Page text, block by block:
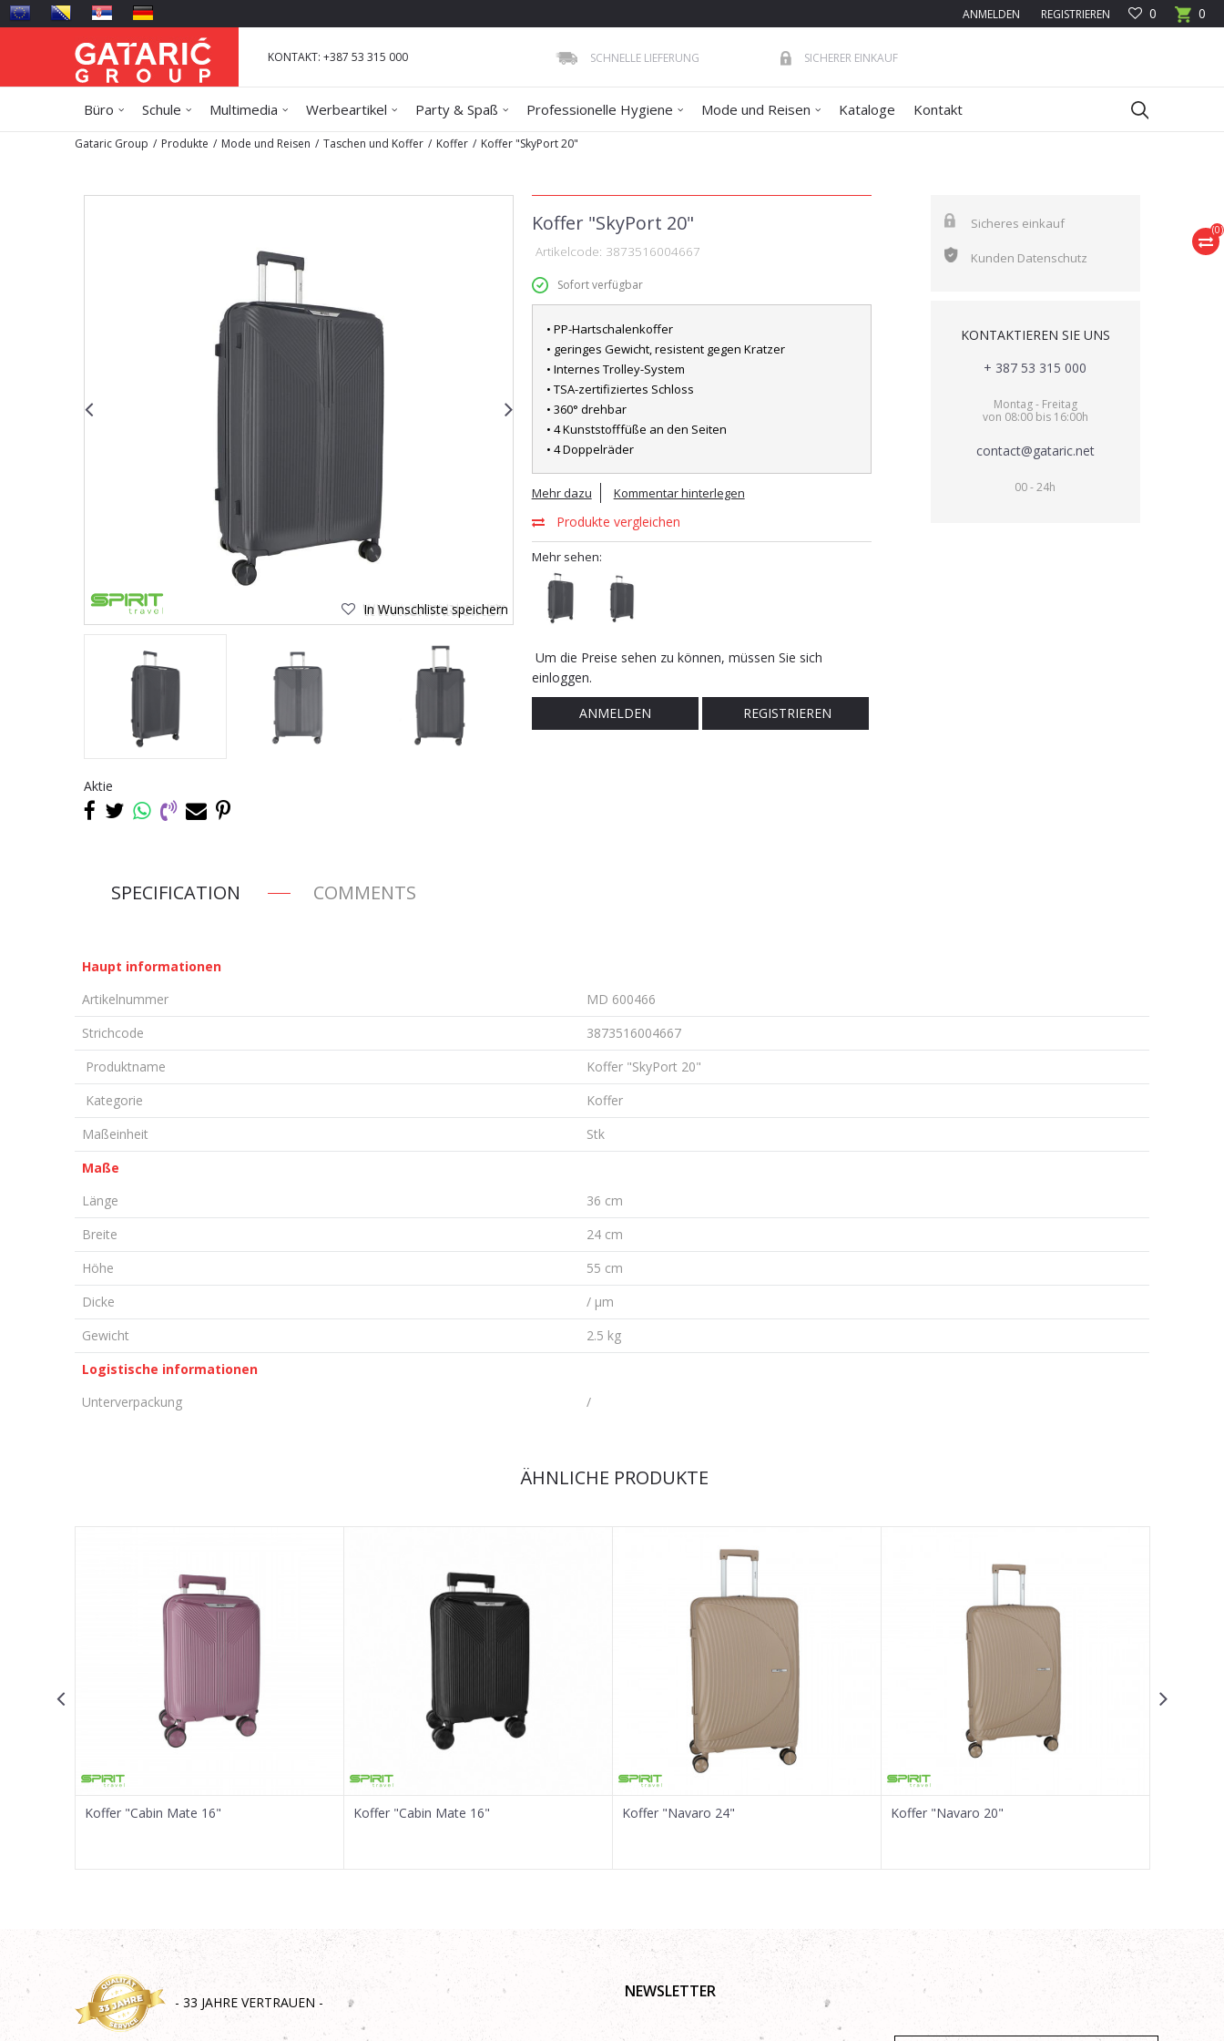
0
0
ANMELDEN REGISTRIEREN
KONTAKT: +387 53 315 000 SCHNELLE LIEFERUNG SICHERER EINKAUF
Büro Schule Multimedia Werbeartikel Party & Spaß Professionelle Hygiene Mode und Reisen Kataloge Kontakt
(0)
Gataric Group Produkte Mode und Reisen Taschen und Koffer Koffer Koffer "SkyPort 20"
In Wunschliste speichern
Aktie
Koffer "SkyPort 20"
Artikelcode: 3873516004667
Sofort verfügbar
• PP-Hartschalenkoffer
• geringes Gewicht, resistent gegen Kratzer
• Internes Trolley-System
• TSA-zertifiziertes Schloss
• 360° drehbar
• 4 Kunststofffüße an den Seiten
• 4 Doppelräder
Mehr dazu Kommentar hinterlegen
Produkte vergleichen
Mehr sehen:
Um die Preise sehen zu können, müssen Sie sich
einloggen.
ANMELDEN REGISTRIEREN
Sicheres einkauf
Kunden Datenschutz
KONTAKTIEREN SIE UNS
+ 387 53 315 000
Montag - Freitag
von 08:00 bis 16:00h
contact@gataric.net
00 - 24h
SPECIFICATION COMMENTS
Haupt informationen
Artikelnummer
MD 600466
Strichcode
3873516004667
Produktname
Koffer "SkyPort 20"
Kategorie
Koffer
Maßeinheit
Stk
Maße
Länge
36 cm
Breite
24 cm
Höhe
55 cm
Dicke
/ µm
Gewicht
2.5 kg
Logistische informationen
Unterverpackung
/
ÄHNLICHE PRODUKTE
Koffer "Cabin Mate 16" Koffer "Cabin Mate 16" Koffer "Navaro 24" Koffer "Navaro 20"
- 33 JAHRE VERTRAUEN -
NEWSLETTER